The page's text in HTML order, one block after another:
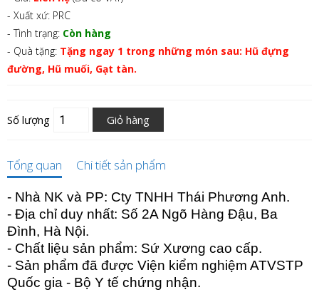
- Xuất xứ: PRC
- Tình trạng: Còn hàng
- Quà tặng: Tặng ngay 1 trong những món sau: Hũ đựng
đường, Hũ muối, Gạt tàn.
Số lượng Giỏ hàng
Tổng quan Chi tiết sản phẩm
- Nhà NK và PP: Cty TNHH Thái Phương Anh.
- Địa chỉ duy nhất: Số 2A Ngõ Hàng Đậu, Ba
Đình, Hà Nội.
- Chất liệu sản phẩm: Sứ Xương cao cấp.
- Sản phẩm đã được Viện kiểm nghiệm ATVSTP
Quốc gia - Bộ Y tế chứng nhận.